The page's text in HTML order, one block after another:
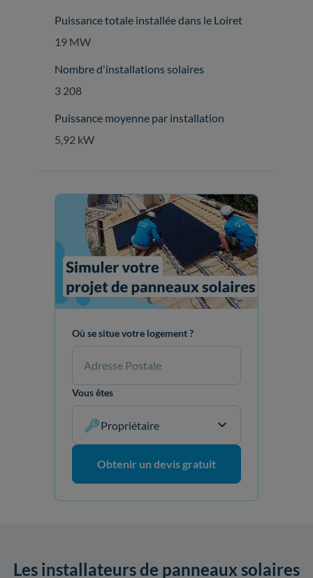
Puissance totale installée dans le Loiret
19 MW
Nombre d'installations solaires
3 208
Puissance moyenne par installation
5,92 kW
Où se situe votre logement ?
Vous êtes
Propriétaire
Obtenir un devis gratuit
Les installateurs de panneaux solaires